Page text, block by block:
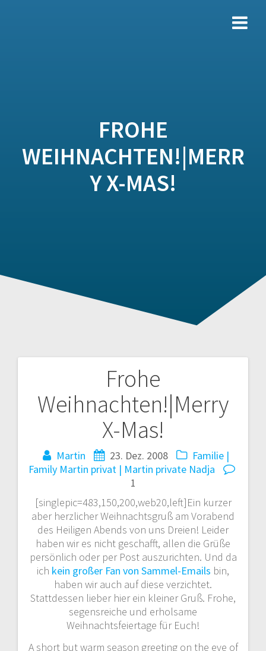
FROHE
WEIHNACHTEN!|MERR
Y X-MAS!
Frohe
Weihnachten!|Merry
X-Mas!
Martin 23. Dez. 2008
Familie |
Family Martin privat | Martin private Nadja
1
[singlepic=483,150,200,web20,left]Ein kurzer
aber herzlicher Weihnachtsgruß am Vorabend
des Heiligen Abends von uns Dreien! Leider
haben wir es nicht geschafft, allen die Grüße
persönlich oder per Post auszurichten. Und da
ich kein großer Fan von Sammel-Emails bin,
haben wir auch auf diese verzichtet.
Stattdessen lieber hier ein kleiner Gruß. Frohe,
segensreiche und erholsame
Weihnachtsfeiertage für Euch!
A short but warm season greeting on the eve of
Beitragsnavigation